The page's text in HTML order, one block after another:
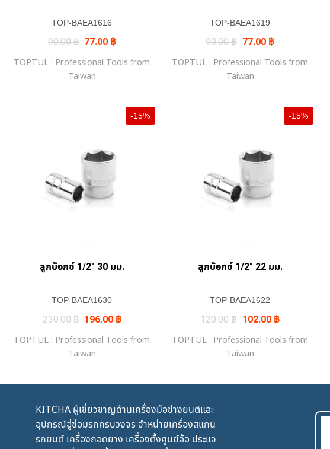
TOP-BAEA1616
90.00฿ Original
price
was:
90.00 ฿.
77.00 ฿Current
is:
77.00 ฿.
TOPTUL : Professional Tools from
Taiwan
TOP-BAEA1619
90.00฿ Original
price
was:
90.00 ฿.
77.00 ฿Current
is:
77.00 ฿.
TOPTUL : Professional Tools from
Taiwan
-15%
+
ลูกบ๊อกซ์ 1/2″ 30 มม.
TOP-BAEA1630
230.00฿ Original
was:
230.00 ฿.
196.00 ฿Current
is:
196.00 ฿.
TOPTUL : Professional Tools from
Taiwan
-15%
+
ลูกบ๊อกซ์ 1/2″ 22 มม.
TOP-BAEA1622
120.00฿ Original
was:
120.00 ฿.
102.00 ฿Current
is:
102.00 ฿.
TOPTUL : Professional Tools from
Taiwan
KITCHA ผู้เชี่ยวชาญด้านเครื่องมือช่างยนต์และ
อุปกรณ์อู่ซ่อมรถครบวงจร จำหน่ายเครื่องสแกน
รถยนต์ เครื่องถอดยาง เครื่องตั้งศูนย์ล้อ ประแจ